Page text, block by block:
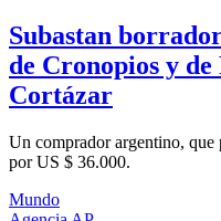
Subastan
de Cronopios y
Cortázar
Un comprador argentino,
por US $ 36.000.
Mundo